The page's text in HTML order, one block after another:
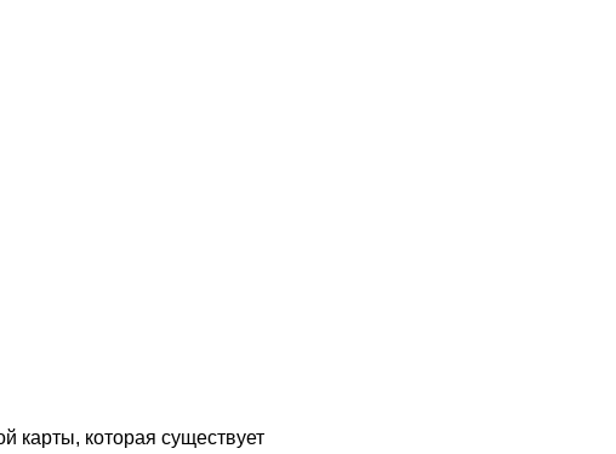
карты, которая существует